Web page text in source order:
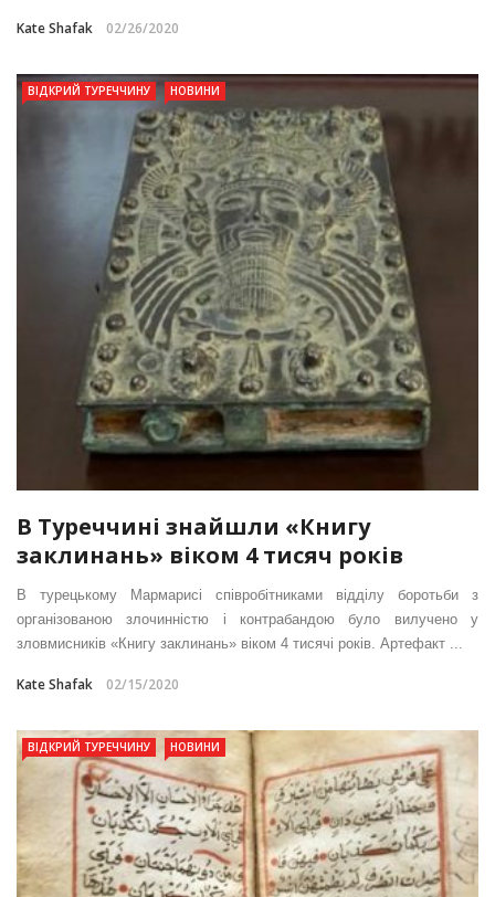
Kate Shafak 02/26/2020
ВІДКРИЙ ТУРЕЧЧИНУ НОВИНИ
В Туреччині знайшли «Книгу
заклинань» віком 4 тисяч років
В турецькому Мармарисі співробітниками відділу боротьби з
організованою злочинністю і контрабандою було вилучено у
зловмисників «Книгу заклинань» віком 4 тисячі років. Артефакт ...
Kate Shafak 02/15/2020
ВІДКРИЙ ТУРЕЧЧИНУ НОВИНИ